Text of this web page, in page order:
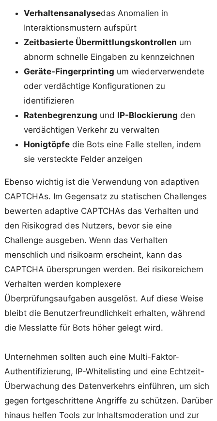
Verhaltensanalysedas Anomalien in
Interaktionsmustern aufspürt
Zeitbasierte Übermittlungskontrollen um
abnorm schnelle Eingaben zu kennzeichnen
Geräte-Fingerprinting um wiederverwendete
oder verdächtige Konfigurationen zu
identifizieren
Ratenbegrenzung und IP-Blockierung den
verdächtigen Verkehr zu verwalten
Honigtöpfedie Bots eine Falle stellen, indem
sie versteckte Felder anzeigen
Ebenso wichtig ist die Verwendung von adaptiven
CAPTCHAs. Im Gegensatz zu statischen Challenges
bewerten adaptive CAPTCHAs das Verhalten und
den Risikograd des Nutzers, bevor sie eine
Challenge ausgeben. Wenn das Verhalten
menschlich und risikoarm erscheint, kann das
CAPTCHA übersprungen werden. Bei risikoreichem
Verhalten werden komplexere
Überprüfungsaufgaben ausgelöst. Auf diese Weise
bleibt die Benutzerfreundlichkeit erhalten, während
die Messlatte für Bots höher gelegt wird.
Unternehmen sollten auch eine Multi-Faktor-
Authentifizierung, IP-Whitelisting und eine Echtzeit-
Überwachung des Datenverkehrs einführen, um sich
gegen fortgeschrittene Angriffe zu schützen. Darüber
hinaus helfen Tools zur Inhaltsmoderation und zur